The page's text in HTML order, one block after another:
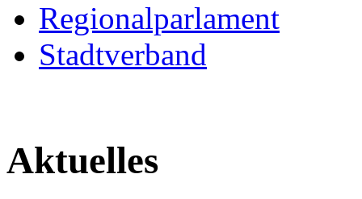
Regionalparlament
Stadtverband
Aktuelles